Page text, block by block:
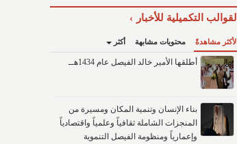
القوالب التكميلية للأخبار
الأكثر مشاهدةً محتويات مشابهة أكثر
أطلقها الأمير خالد الفيصل عام 1434هــ
بناء الإنسان وتنمية المكان ومسيرة من
المنجزات الشاملة ثقافياً وعلمياً واقتصادياً
وإعمارياً ومنظومة الفيصل التنموية